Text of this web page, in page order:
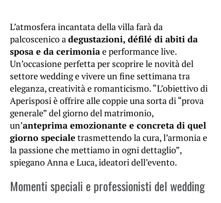
L’atmosfera incantata della villa farà da
palcoscenico adegustazioni, défilé di abiti da
sposa e da cerimoniae performance live.
Un’occasione perfetta per scoprire le novità del
settore wedding e vivere un fine settimana tra
eleganza, creatività e romanticismo. “L’obiettivo di
Aperisposi è offrire alle coppie una sorta di “prova
generale” del giorno del matrimonio,
un’anteprima emozionante e concreta di quel
giorno speciale trasmettendo la cura, l’armonia e
la passione che mettiamo in ogni dettaglio”,
spiegano Anna e Luca, ideatori dell’evento.
Momenti speciali e professionisti del wedding